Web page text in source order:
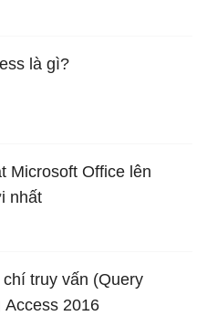
là gì?
Microsoft Office lên
nhất
truy vấn (Query
Access 2016